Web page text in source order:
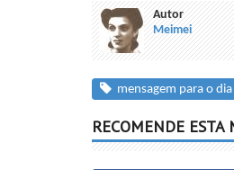
Autor
Meimei
mensagem para o
RECOMENDE ESTA